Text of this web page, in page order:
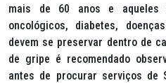
mais de 60 anos e aqueles
oncológicos, diabetes,
devem se preservar dentro de
de gripe é recomendado
antes de procurar serviços de